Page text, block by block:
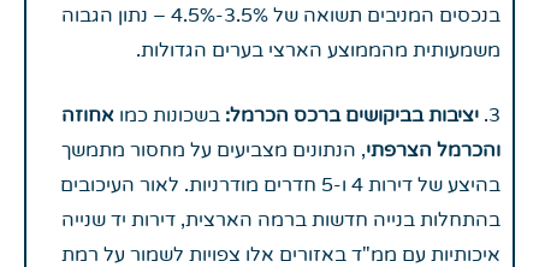
בנכסים המניבים תשואה של 3.5%-4.5% – נתון הגבוה
משמעותית מהממוצע הארצי בערים הגדולות.
3. יציבות בביקושים ברכס הכרמל: בשכונות כמו אחוזה
והכרמל הצרפתי, הנתונים מצביעים על מחסור מתמשך
בהיצע של דירות 4 ו-5 חדרים מודרניות. לאור העיכובים
בהתחלות בנייה חדשות ברמה הארצית, דירות יד שנייה
איכותיות עם ממ"ד באזורים אלו צפויות לשמור על רמת